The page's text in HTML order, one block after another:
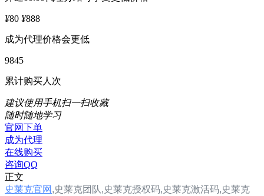
¥80 ¥888
成为代理价格会更低
9845
累计购买人次
建议使用手机扫一扫收藏
随时随地学习
官网下单
成为代理
在线购买
咨询QQ
正文
史莱克官网 ,史莱克团队,史莱克授权码,史莱克激活码,史莱克